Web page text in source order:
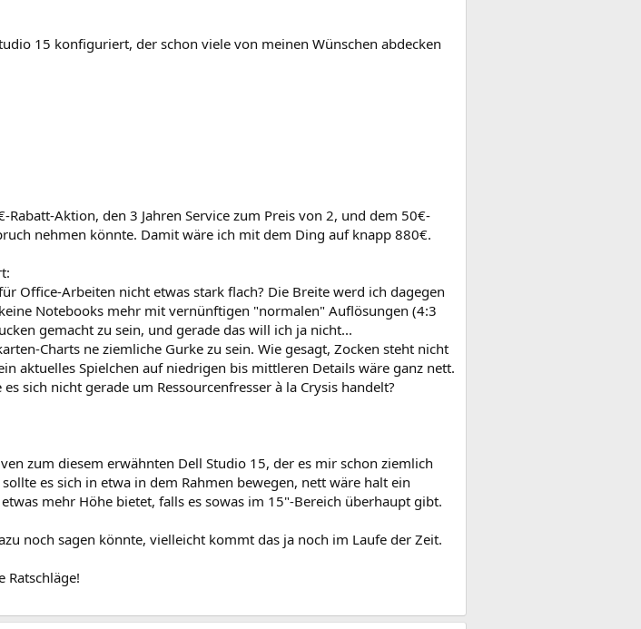
15 konfiguriert, der schon viele von meinen Wünschen abdecken
Aktion, den 3 Jahren Service zum Preis von 2, und dem 50€-
nehmen könnte. Damit wäre ich mit dem Ding auf knapp 880€.
Office-Arbeiten nicht etwas stark flach? Die Breite werd ich dagegen
Notebooks mehr mit vernünftigen "normalen" Auflösungen (4:3
gemacht zu sein, und gerade das will ich ja nicht...
Charts ne ziemliche Gurke zu sein. Wie gesagt, Zocken steht nicht
aktuelles Spielchen auf niedrigen bis mittleren Details wäre ganz nett.
sich nicht gerade um Ressourcenfresser à la Crysis handelt?
zum diesem erwähnten Dell Studio 15, der es mir schon ziemlich
es sich in etwa in dem Rahmen bewegen, nett wäre halt ein
mehr Höhe bietet, falls es sowas im 15"-Bereich überhaupt gibt.
noch sagen könnte, vielleicht kommt das ja noch im Laufe der Zeit.
Ratschläge!